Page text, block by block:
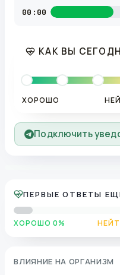
00:00
КАК ВЫ
ХОРОШО
Подключить
ПЕРВЫЕ ОТВЕТЫ
ХОРОШО 0%
ВЛИЯНИЕ НА ОРГАНИЗМ